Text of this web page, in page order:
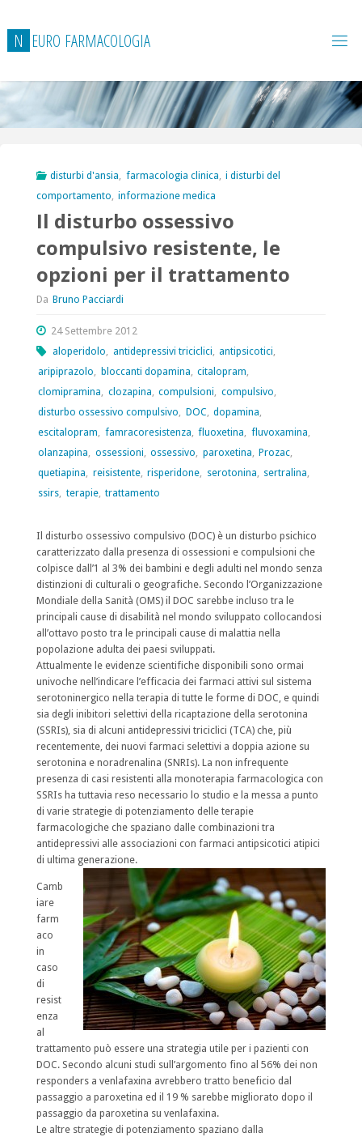
contenuto
N EURO FARMACOLOGIA
disturbi d'ansia farmacologia clinica
i disturbi del
comportamento
informazione medica
Il disturbo ossessivo
compulsivo resistente, le
opzioni per il trattamento
Da Bruno Pacciardi
24 Settembre 2012
aloperidolo
antidepressivi triciclici antipsicotici
aripiprazolo
bloccanti dopamina citalopram
clomipramina
clozapina compulsioni compulsivo
disturbo ossessivo compulsivo
DOC dopamina
escitalopram
famracoresistenza fluoxetina fluvoxamina
olanzapina
ossessioni ossessivo paroxetina Prozac
quetiapina
reisistente, risperidone serotonina sertralina
ssirs terapie, trattamento
Il disturbo ossessivo compulsivo (DOC) è un disturbo psichico
caratterizzato dalla presenza di ossessioni e compulsioni che
colpisce dall’1 al 3% dei bambini e degli adulti nel mondo senza
distinzioni di culturali o geografiche. Secondo l’Organizzazione
Mondiale della Sanità (OMS) il DOC sarebbe incluso tra le
principali cause di disabilità nel mondo sviluppato collocandosi
all’ottavo posto tra le principali cause di malattia nella
popolazione adulta dei paesi sviluppati.
Attualmente le evidenze scientifiche disponibili sono ormai
univoche nell’indicare l’efficacia dei farmaci attivi sul sistema
serotoninergico nella terapia di tutte le forme di DOC, e quindi
sia degli inibitori selettivi della ricaptazione della serotonina
(SSRIs), sia di alcuni antidepressivi triciclici (TCA) che, più
recentemente, dei nuovi farmaci selettivi a doppia azione su
serotonina e noradrenalina (SNRIs). La non infrequente
presenza di casi resistenti alla monoterapia farmacologica con
SSRIs ha tuttavia reso necessario lo studio e la messa a punto
di varie strategie di potenziamento delle terapie
farmacologiche che spaziano dalle combinazioni tra
antidepressivi alle associazioni con farmaci antipsicotici atipici
di ultima generazione.
Camb
iare
farm
aco
in
caso
di
resist
enza
al
trattamento può essere una strategia utile per i pazienti con
DOC. Secondo alcuni studi sull’argomento fino al 56% dei non
responders a venlafaxina avrebbero tratto beneficio dal
passaggio a paroxetina ed il 19 % sarebbe migliorato dopo il
passaggio da paroxetina su venlafaxina.
Le altre strategie di potenziamento spaziano dalla